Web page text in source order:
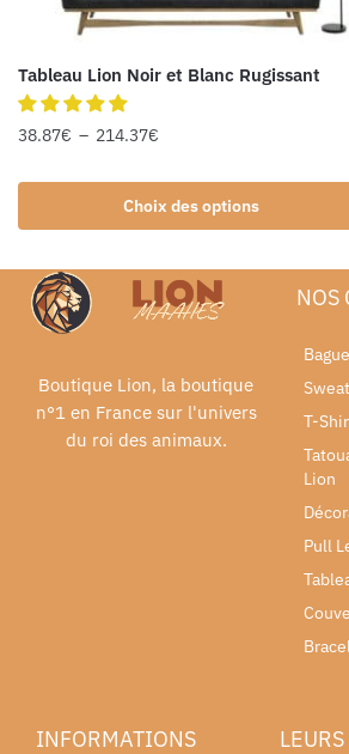
Tableau Lion Noir et Blanc Rugissant
38.87€ – 214.37€
Choix des options
Boutique Lion, la boutique
n°1 en France sur l'univers
du roi des animaux.
NOS
T-
Lion
Pull
INFORMATIONS